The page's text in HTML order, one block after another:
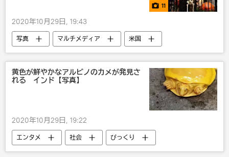
11
2020年10月29日, 19:43
写真 マルチメディア 米国
黄色が鮮やかなアルビノのカメが発見さ
れる インド【写真】
2020年10月29日, 19:22
エンタメ 社会
びっくり
動物